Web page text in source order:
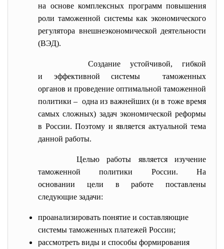
на основе комплексных программ повышения
роли таможенной системы как экономического
регулятора внешнеэкономической деятельности
(ВЭД).
Создание устойчивой, гибкой
и эффективной системы таможенных
органов и проведение оптимальной таможенной
политики – одна из важнейших (и в тоже время
самых сложных) задач экономической реформы
в России. Поэтому и является актуальной тема
данной работы.
Целью работы является изучение
таможенной политики России. На
основании цели в работе поставлены
следующие задачи:
проанализировать понятие и составляющие
системы таможенных платежей России;
рассмотреть виды и способы формирования